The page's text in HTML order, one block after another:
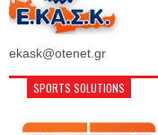
ekask@otenet.gr
SPORTS SOLUTIONS